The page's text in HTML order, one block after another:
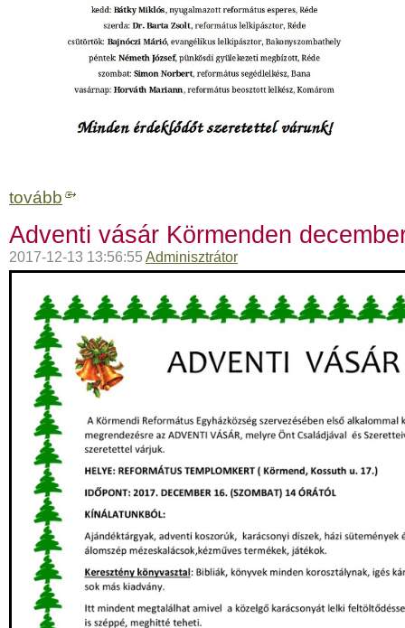
tovább
Adventi vásár Körmenden
2017-12-13 13:56:55 Adminisztrátor